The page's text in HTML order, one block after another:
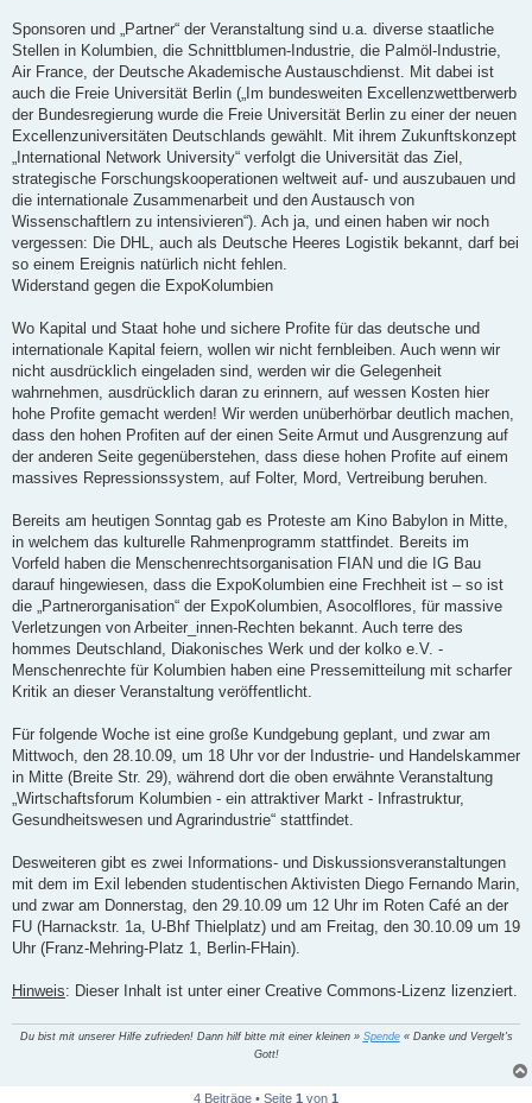
Sponsoren und „Partner“ der Veranstaltung sind u.a. diverse staatliche
Stellen in Kolumbien, die Schnittblumen-Industrie, die Palmöl-Industrie,
Air France, der Deutsche Akademische Austauschdienst. Mit dabei ist
auch die Freie Universität Berlin („Im bundesweiten Excellenzwettberwerb
der Bundesregierung wurde die Freie Universität Berlin zu einer der neuen
Excellenzuniversitäten Deutschlands gewählt. Mit ihrem Zukunftskonzept
„International Network University“ verfolgt die Universität das Ziel,
strategische Forschungskooperationen weltweit auf- und auszubauen und
die internationale Zusammenarbeit und den Austausch von
Wissenschaftlern zu intensivieren“). Ach ja, und einen haben wir noch
vergessen: Die DHL, auch als Deutsche Heeres Logistik bekannt, darf bei
so einem Ereignis natürlich nicht fehlen.
Widerstand gegen die ExpoKolumbien
Wo Kapital und Staat hohe und sichere Profite für das deutsche und
internationale Kapital feiern, wollen wir nicht fernbleiben. Auch wenn wir
nicht ausdrücklich eingeladen sind, werden wir die Gelegenheit
wahrnehmen, ausdrücklich daran zu erinnern, auf wessen Kosten hier
hohe Profite gemacht werden! Wir werden unüberhörbar deutlich machen,
dass den hohen Profiten auf der einen Seite Armut und Ausgrenzung auf
der anderen Seite gegenüberstehen, dass diese hohen Profite auf einem
massives Repressionssystem, auf Folter, Mord, Vertreibung beruhen.
Bereits am heutigen Sonntag gab es Proteste am Kino Babylon in Mitte,
in welchem das kulturelle Rahmenprogramm stattfindet. Bereits im
Vorfeld haben die Menschenrechtsorganisation FIAN und die IG Bau
darauf hingewiesen, dass die ExpoKolumbien eine Frechheit ist – so ist
die „Partnerorganisation“ der ExpoKolumbien, Asocolflores, für massive
Verletzungen von Arbeiter_innen-Rechten bekannt. Auch terre des
hommes Deutschland, Diakonisches Werk und der kolko e.V. -
Menschenrechte für Kolumbien haben eine Pressemitteilung mit scharfer
Kritik an dieser Veranstaltung veröffentlicht.
Für folgende Woche ist eine große Kundgebung geplant, und zwar am
Mittwoch, den 28.10.09, um 18 Uhr vor der Industrie- und Handelskammer
in Mitte (Breite Str. 29), während dort die oben erwähnte Veranstaltung
„Wirtschaftsforum Kolumbien - ein attraktiver Markt - Infrastruktur,
Gesundheitswesen und Agrarindustrie“ stattfindet.
Desweiteren gibt es zwei Informations- und Diskussionsveranstaltungen
mit dem im Exil lebenden studentischen Aktivisten Diego Fernando Marin,
und zwar am Donnerstag, den 29.10.09 um 12 Uhr im Roten Café an der
FU (Harnackstr. 1a, U-Bhf Thielplatz) und am Freitag, den 30.10.09 um 19
Uhr (Franz-Mehring-Platz 1, Berlin-FHain).
Hinweis: Dieser Inhalt ist unter einer Creative Commons-Lizenz lizenziert.
Du bist mit unserer Hilfe zufrieden! Dann hilf bitte mit einer kleinen » Spende« Danke und Vergelt's
Gott!
4 Beiträge • Seite 1 von 1